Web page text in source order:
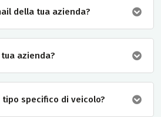
della tua azienda?
azienda?
specifico di veicolo?